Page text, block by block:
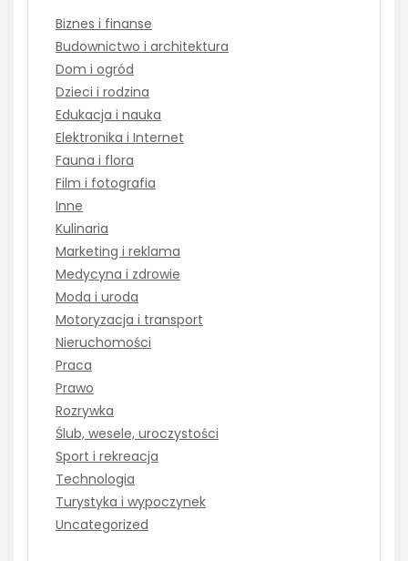
Biznes i finanse
Budownictwo i architektura
Dom i ogród
Dzieci i rodzina
Edukacja i nauka
Elektronika i Internet
Fauna i flora
Film i fotografia
Inne
Kulinaria
Marketing i reklama
Medycyna i zdrowie
Moda i uroda
Motoryzacja i transport
Nieruchomości
Praca
Prawo
Rozrywka
Ślub, wesele, uroczystości
Sport i rekreacja
Technologia
Turystyka i wypoczynek
Uncategorized